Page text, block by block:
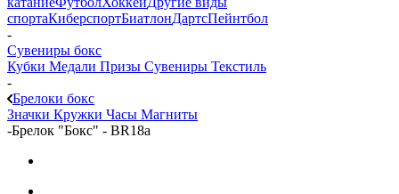
спортаКиберспортБиатлонДартсПейнтбол
-
Сувениры бокс
Кубки Медали Призы Сувениры Текстиль
-
Брелоки бокс
Значки Кружки Часы Магниты
-Брелок "Бокс" - BR18a